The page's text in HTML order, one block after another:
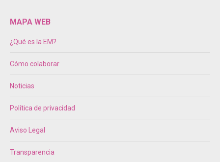
opens
new
opens
new
opens
new
MAPA WEB
¿Qué es la EM?
Cómo colaborar
Noticias
Política de privacidad
Aviso Legal
Transparencia